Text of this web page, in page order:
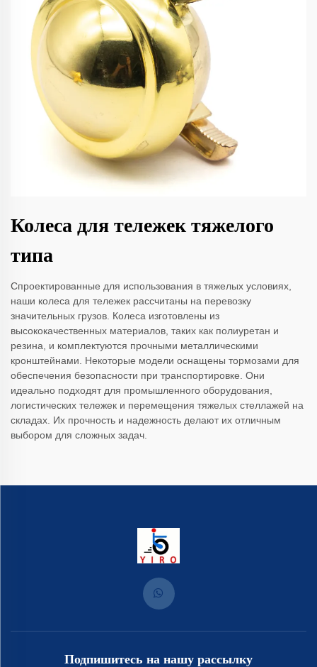
Колеса для тележек тяжелого
типа
Спроектированные для использования в тяжелых условиях,
наши колеса для тележек рассчитаны на перевозку
значительных грузов. Колеса изготовлены из
высококачественных материалов, таких как полиуретан и
резина, и комплектуются прочными металлическими
кронштейнами. Некоторые модели оснащены тормозами для
обеспечения безопасности при транспортировке. Они
идеально подходят для промышленного оборудования,
логистических тележек и перемещения тяжелых стеллажей на
складах. Их прочность и надежность делают их отличным
выбором для сложных задач.
Подпишитесь на нашу рассылку